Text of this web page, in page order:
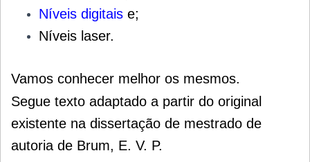
Níveis digitais e;
Níveis laser.
Vamos conhecer melhor os mesmos.
Segue texto adaptado a partir do original
existente na dissertação de mestrado de
autoria de Brum, E. V. P.